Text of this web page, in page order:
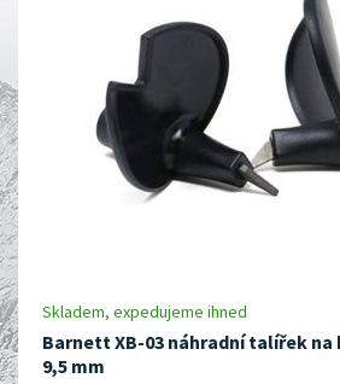
Skladem, expedujeme ihned
Barnett XB-03 náhradní talířek na
9,5 mm